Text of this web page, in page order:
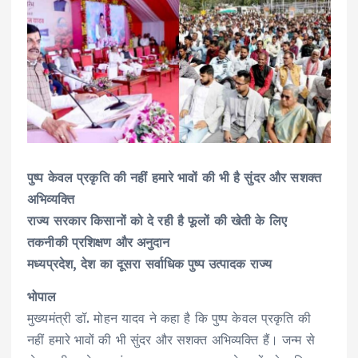
पुष्प केवल प्रकृति की नहीं हमारे भावों की भी है सुंदर और सशक्त
अभिव्यक्ति
राज्य सरकार किसानों को दे रही है फूलों की खेती के लिए
तकनीकी प्रशिक्षण और अनुदान
मध्यप्रदेश, देश का दूसरा सर्वाधिक पुष्प उत्पादक राज्य
भोपाल
मुख्यमंत्री डॉ. मोहन यादव ने कहा है कि पुष्प केवल प्रकृति की
नहीं हमारे भावों की भी सुंदर और सशक्त अभिव्यक्ति हैं। जन्म से